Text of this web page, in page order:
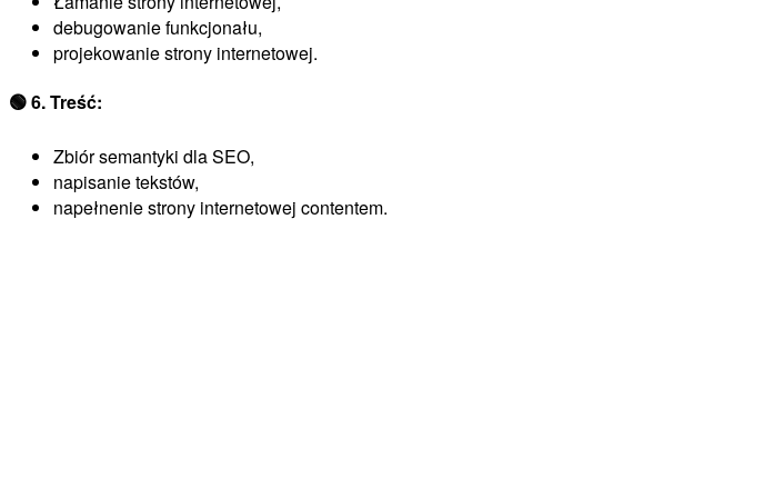
debugowanie funkcjonału,
projekowanie strony internetowej.
🟢6. Treść:
Zbiór semantyki dla SEO,
napisanie tekstów,
napełnenie strony internetowej contentem.